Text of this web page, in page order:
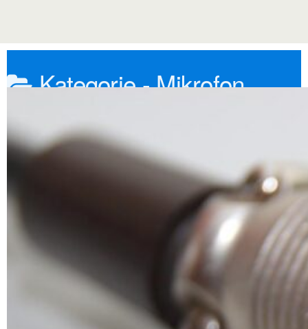
Kategorie -Mikrofon
vorverstärken
Haupt